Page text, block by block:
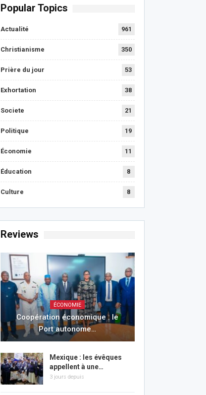
Popular Topics
Actualité 961
Christianisme 350
Prière du jour 53
Exhortation 38
Societe 21
Politique 19
Économie 11
Éducation 8
Culture 8
Reviews
ÉCONOMIE
Coopération économique : le
Port autonome…
Mexique : les évêques
appellent à une…
3 jours depuis